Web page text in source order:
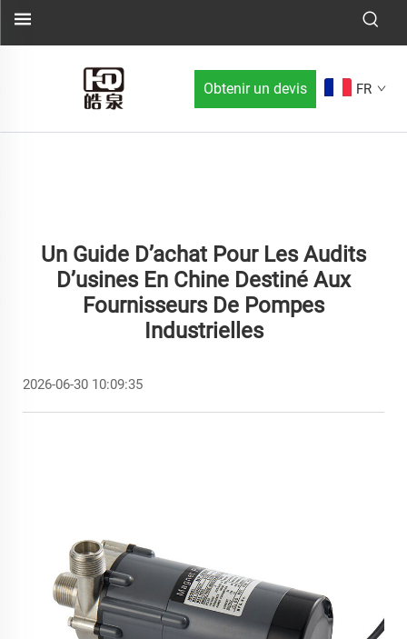
Obtenir un devis FR
Un Guide D’achat Pour Les Audits
D’usines En Chine Destiné Aux
Fournisseurs De Pompes
Industrielles
2026-06-30 10:09:35